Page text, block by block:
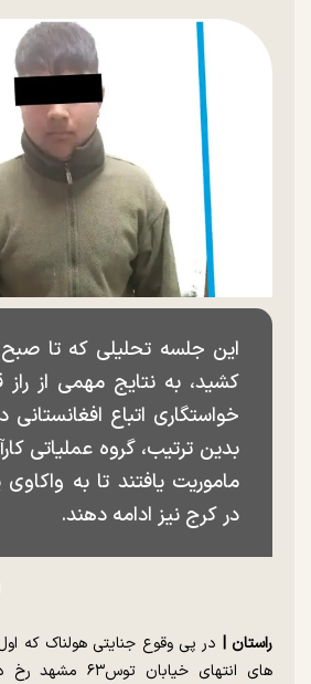
این جلسه تحلیلی که تا
کشید، به نتایج مهمی از
خواستگاری اتباع
بدین ترتیب، گروه عملیاتی
ماموریت یافتند تا به
در کرج نیز ادامه دهند.
راستان | در پی وقوع جنایتی هولناک که
های انتهای خیابان